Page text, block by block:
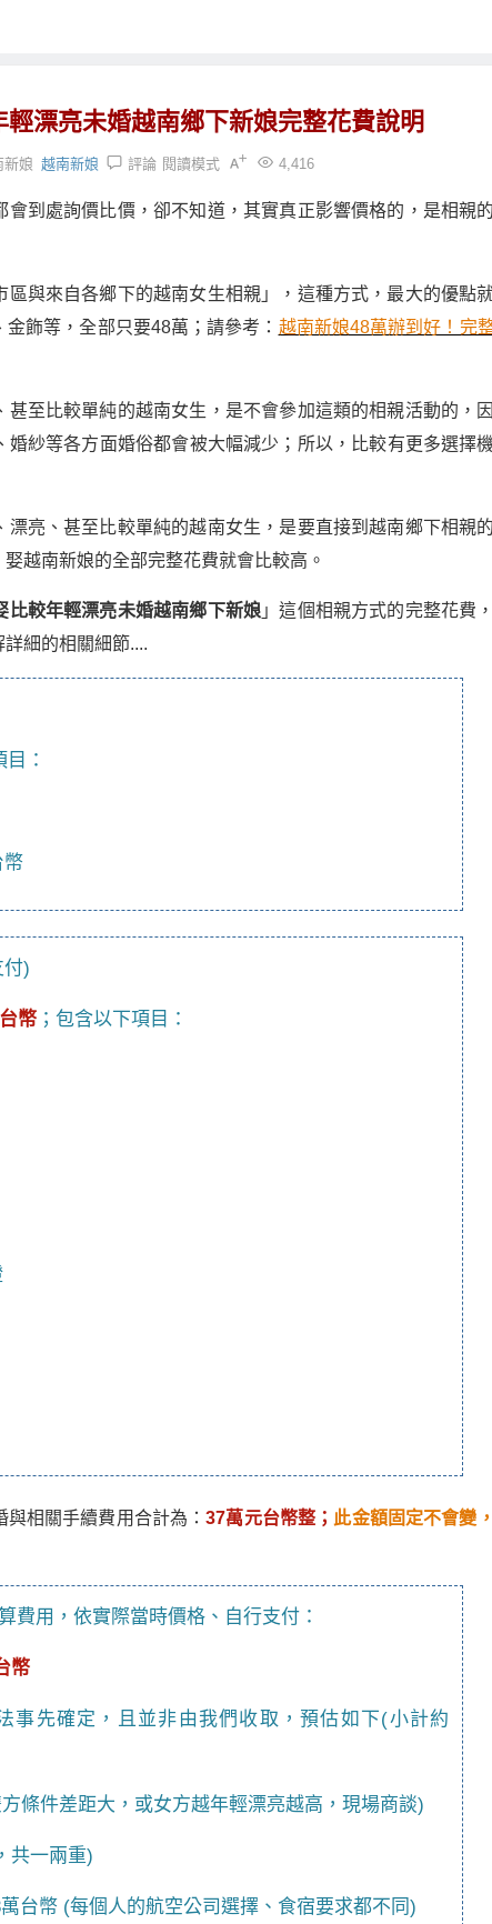
漂亮未婚越南鄉下新娘完整花費說明
新娘 越南新娘 評論 4,416
閱讀模式
到處詢價比價，卻不知道，其實真正影響價格的，是相親
與來自各鄉下的越南女生相親」，這種方式，最大的優點
飾等，全部只要48萬；請參考： 越南新娘48萬辦到好！完
至比較單純的越南女生，是不會參加這類的相親活動的，
紗等各方面婚俗都會被大幅減少；所以，比較有更多選擇
亮、甚至比較單純的越南女生，是要直接到越南鄉下相親
越南新娘的全部完整花費就會比較高。
比較年輕漂亮未婚越南鄉下新娘 」這個相親方式的完整花費
細的相關細節....
：
付)
幣；包含以下項目：
與相關手續費用合計為：37萬元台幣整；此金額固定不會變
費用，依實際當時價格、自行支付：
幣
事先確定，且並非由我們收取，預估如下(小計約
條件差距大，或女方越年輕漂亮越高，現場商談)
共一兩重)
台幣 (每個人的航空公司選擇、食宿要求都不同)